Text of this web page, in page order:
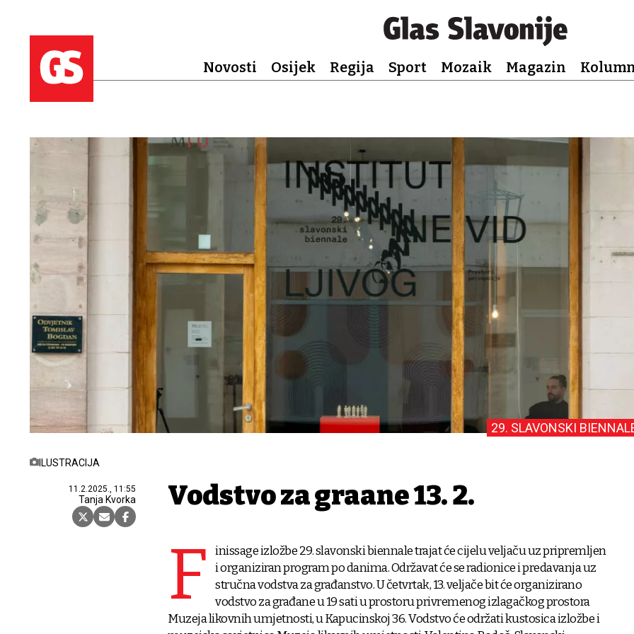
Novosti Osijek Regija Sport Mozaik Magazin
ILUSTRACIJA
11.2.2025., 11:55
Tanja Kvorka
29. SLAVONSKI
Vodstvo za građane 13. 2.
F
inissage izložbe 29. slavonski biennale trajat će cijelu veljaču uz pripremljen
i organiziran program po danima. Održavat će se radionice i predavanja uz
stručna vodstva za građanstvo. U četvrtak, 13. veljače bit će organizirano
vodstvo za građane u 19 sati u prostoru privremenog izlagačkog prostora
Muzeja likovnih umjetnosti, u Kapucinskoj 36. Vodstvo će održati kustosica izložbe i